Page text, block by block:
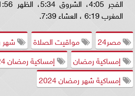
المغرب 6:19 ، العشاء 7:39.
مصر24
مواقيت الصلاة
إمساكية رمضان
إمساكية رمضان 2024
إمساكية شهر رمضان 2024